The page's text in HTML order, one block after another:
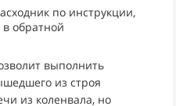
по инструкции,
обратной
выполнить
из строя
из коленвала, но